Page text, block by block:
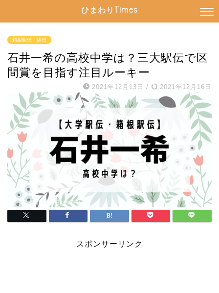
ひまわりTimes
箱根駅伝・駅伝
石井一希の高校中学は？三大駅伝で区
間賞を目指す注目ルーキー
2021年12月13日 / 2021年12月16日
スポンサーリンク